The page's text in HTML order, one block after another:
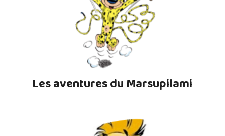
Les aventures du Marsupilami